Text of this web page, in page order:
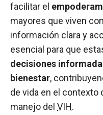
facilitar el
mayores que viven
información clara y
esencial para que
decisiones
bienestar,
de vida en el contexto
manejo del VIH.